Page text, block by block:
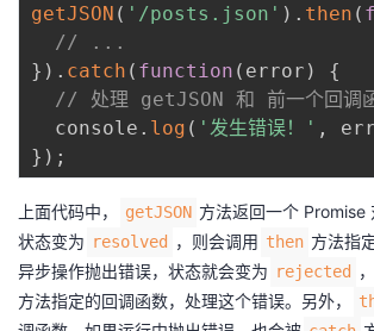
getJSON ( '/posts.json' ) . then (
// ...
} ) . catch ( function ( error )
{
// 处理 getJSON 和 前一个回调函
  console
. log ( '发生错误！' ,
} ) ;
上面代码中， getJSON 方法返回一个 Promise
状态变为 resolved ，则会调用 then 方法指
异步操作抛出错误，状态就会变为 rejected
方法指定的回调函数，处理这个错误。另外，